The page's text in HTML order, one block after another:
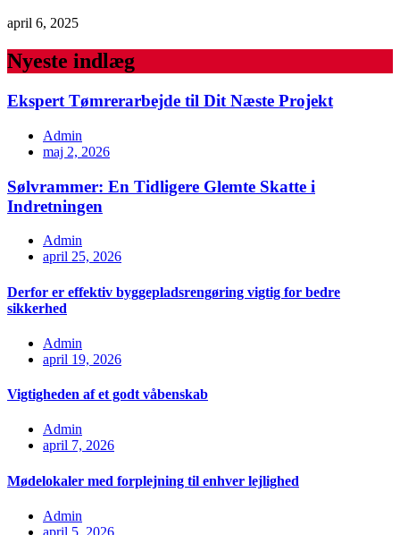
april 6, 2025
Nyeste indlæg
Ekspert Tømrerarbejde til Dit Næste Projekt
Admin
maj 2, 2026
Sølvrammer: En Tidligere Glemte Skatte i
Indretningen
Admin
april 25, 2026
Derfor er effektiv byggepladsrengøring vigtig for bedre
sikkerhed
Admin
april 19, 2026
Vigtigheden af et godt våbenskab
Admin
april 7, 2026
Mødelokaler med forplejning til enhver lejlighed
Admin
april 5, 2026